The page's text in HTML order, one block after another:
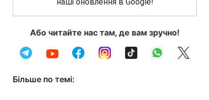
Або читайте нас там, де вам зручно!
Більше по темі: